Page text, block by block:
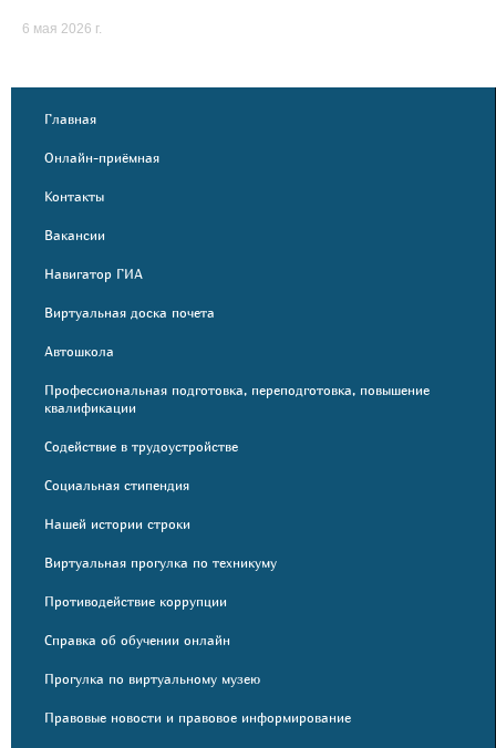
6 мая 2026 г.
Главная
Онлайн-приёмная
Контакты
Вакансии
Навигатор ГИА
Виртуальная доска почета
Автошкола
Профессиональная подготовка, переподготовка, повышение
квалификации
Содействие в трудоустройстве
Социальная стипендия
Нашей истории строки
Виртуальная прогулка по техникуму
Противодействие коррупции
Справка об обучении онлайн
Прогулка по виртуальному музею
Правовые новости и правовое информирование